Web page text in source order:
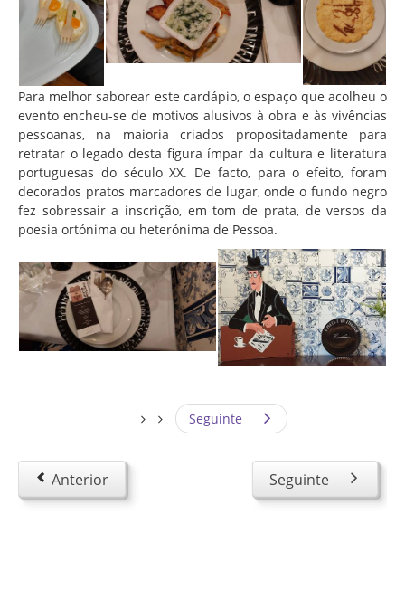
Para melhor saborear este cardápio, o espaço que acolheu o
evento encheu-se de motivos alusivos à obra e às vivências
pessoanas, na maioria criados propositadamente para
retratar o legado desta figura ímpar da cultura e literatura
portuguesas do século XX. De facto, para o efeito, foram
decorados pratos marcadores de lugar, onde o fundo negro
fez sobressair a inscrição, em tom de prata, de versos da
poesia ortónima ou heterónima de Pessoa.
Seguinte
Anterior Seguinte